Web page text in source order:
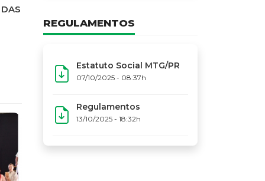
REGULAMENTOS
Estatuto Social MTG/PR
07/10/2025 - 08:37h
Regulamentos
13/10/2025 - 18:32h